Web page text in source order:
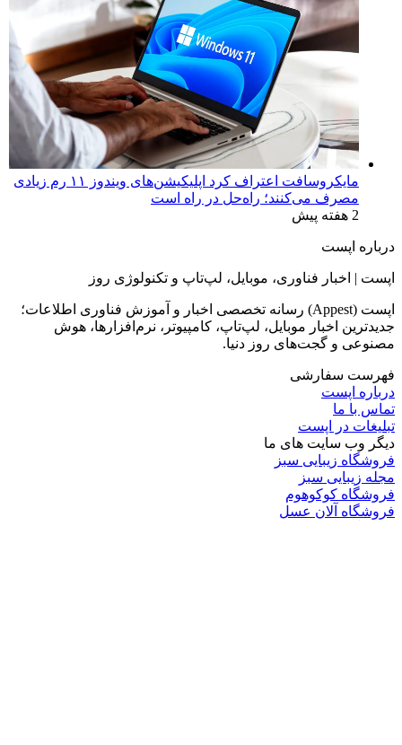
مایکروسافت اعتراف کرد اپلیکیشن‌های ویندوز ۱۱ رم زیادی
مصرف می‌کنند؛ راه‌حل در راه است
2 هفته پیش
درباره اپست
اپست | اخبار فناوری، موبایل، لپ‌تاپ و تکنولوژی روز
اپست (Appest) رسانه تخصصی اخبار و آموزش فناوری اطلاعات؛
جدیدترین اخبار موبایل، لپ‌تاپ، کامپیوتر، نرم‌افزارها، هوش
مصنوعی و گجت‌های روز دنیا.
فهرست سفارشی
درباره اپست
تماس با ما
تبلیغات در اپست
دیگر وب سایت های ما
فروشگاه زیبایی سبز
مجله زیبایی سبز
فروشگاه کوکوهوم
فروشگاه آلان عسل